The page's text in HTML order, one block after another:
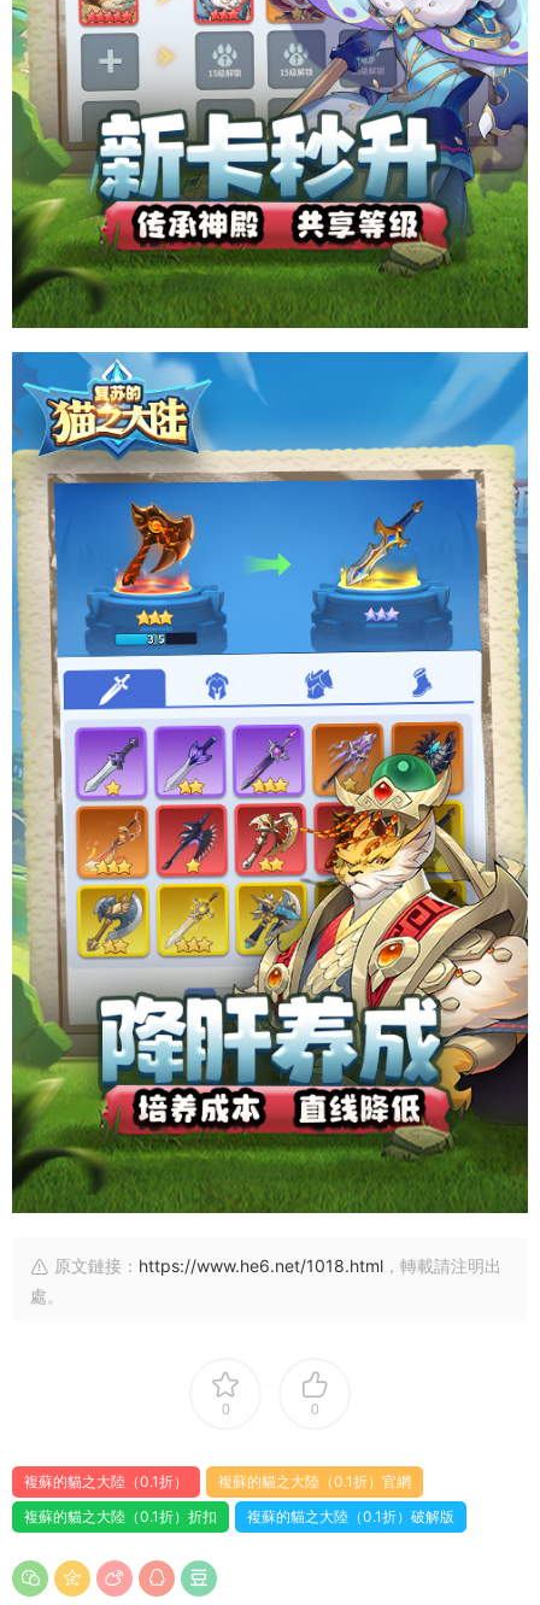
原文鏈接： https://www.he6.net/1018.html ，轉載請注明出
處。
0 0
複蘇的貓之大陸（0.1折）
複蘇的貓之大陸（0.1折）官網
複蘇的貓之大陸（0.1折）折扣
複蘇的貓之大陸（0.1折）破解版